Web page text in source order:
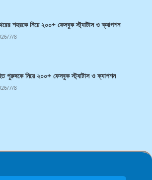
শহরকে নিয়ে ২০০+ ফেসবুক স্ট্যাটাস ও ক্যাপশন
7/8
পুরুষকে নিয়ে ২০০+ ফেসবুক স্ট্যাটাস ও ক্যাপশন
7/8